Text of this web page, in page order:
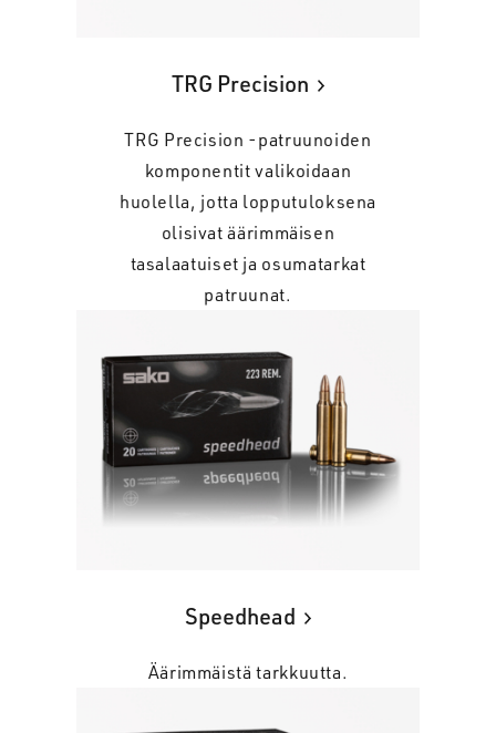
TRG Precision
TRG Precision -patruunoiden
komponentit valikoidaan
huolella, jotta lopputuloksena
olisivat äärimmäisen
tasalaatuiset ja osumatarkat
patruunat.
Speedhead
Äärimmäistä tarkkuutta.